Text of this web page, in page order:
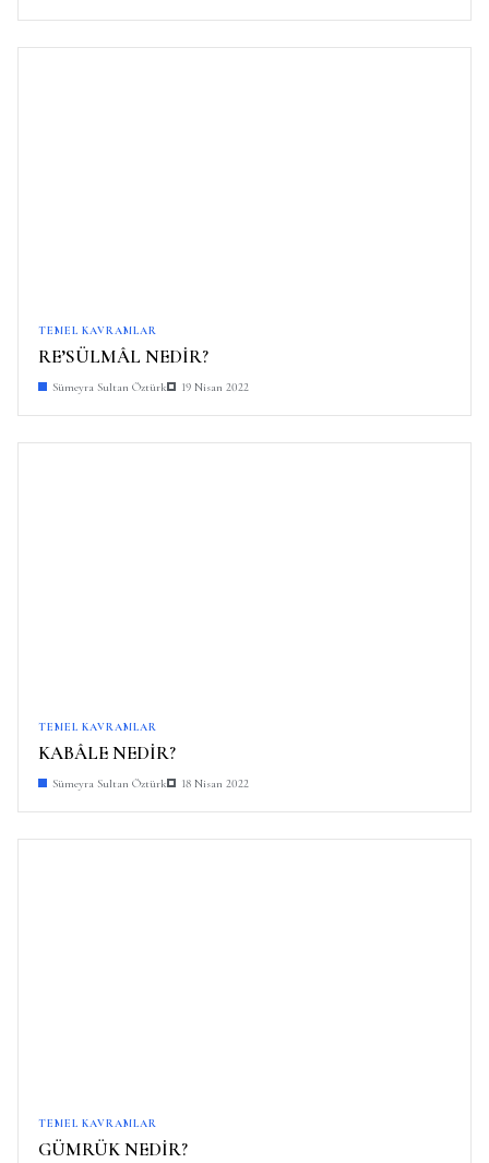
TEMEL KAVRAMLAR
RE’SÜLMÂL NEDİR?
Sümeyra Sultan Öztürk 19 Nisan 2022
TEMEL KAVRAMLAR
KABÂLE NEDİR?
Sümeyra Sultan Öztürk 18 Nisan 2022
TEMEL KAVRAMLAR
GÜMRÜK NEDİR?